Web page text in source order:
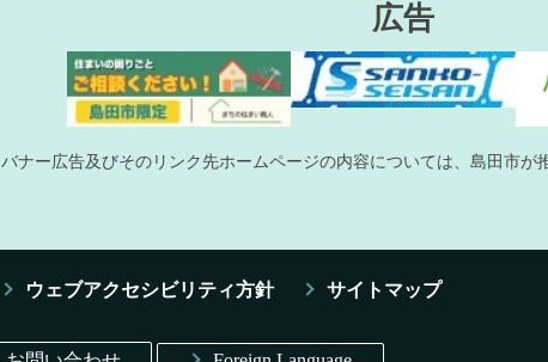
広告
バナー広告及びそのリンク先ホームページの内容については、島田市が
ウェブアクセシビリティ方針 サイトマップ